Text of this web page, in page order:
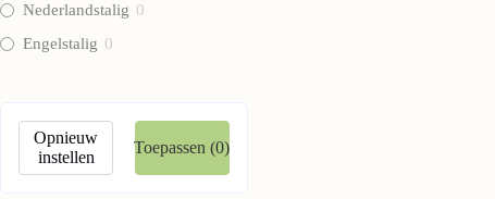
Mystery thriller 0
Urban fantasy
Literaire thriller
0
Nederlandstalig 0
Engelstalig 0
Toepassen (0)
Opnieuw
instellen